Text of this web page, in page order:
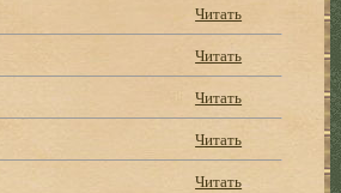
Читать
Читать
Читать
Читать
Читать